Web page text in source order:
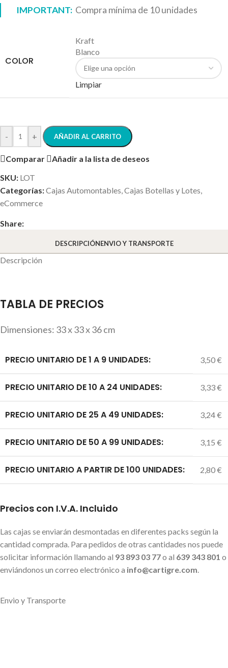
IMPORTANT: Compra mínima de 10 unidades
COLOR
Kraft
Blanco
Limpiar
- + AÑADIR AL CARRITO
Comparar
Añadir a la lista de deseos
SKU: LOT
Categorías:Cajas Automontables,Cajas Botellas y Lotes,
eCommerce
Share:
DESCRIPCIÓNENVIO Y TRANSPORTE
Descripción
TABLA DE PRECIOS
Dimensiones: 33 x 33 x 36 cm
PRECIO UNITARIO DE 1 A 9 UNIDADES: 3,50 €
PRECIO UNITARIO DE 10 A 24 UNIDADES: 3,33 €
PRECIO UNITARIO DE 25 A 49 UNIDADES: 3,24 €
PRECIO UNITARIO DE 50 A 99 UNIDADES: 3,15 €
PRECIO UNITARIO A PARTIR DE 100 UNIDADES: 2,80 €
Precios con I.V.A. Incluido
Las cajas se enviarán desmontadas en diferentes packs según la
cantidad comprada. Para pedidos de otras cantidades nos puede
solicitar información llamando al 93 893 03 77o al 639 343 801 o
enviándonos un correo electrónico a info@cartigre.com.
Envio y Transporte